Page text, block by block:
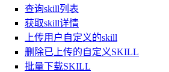
查询skill列表
获取skill详情
上传用户自定义的skill
删除已上传的自定义SKILL
批量下载SKILL